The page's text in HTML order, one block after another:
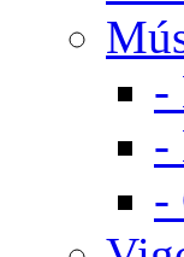
-
-
-